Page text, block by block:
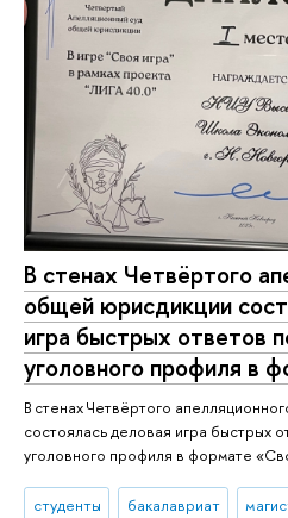
В стенах Четвёртого
общей юрисдикции
игра быстрых ответов
уголовного профиля в
В стенах Четвёртого
состоялась деловая игра быстрых
уголовного профиля в формате
студенты бакалавриат